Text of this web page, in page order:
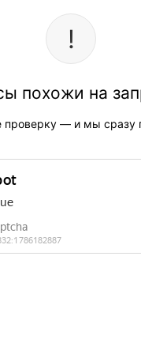
похожи на
проверку — и мы сразу